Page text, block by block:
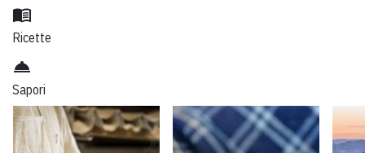
menu_book
Ricette
room_service
Sapori